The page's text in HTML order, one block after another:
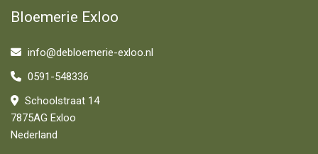
Bloemerie Exloo
info@debloemerie-exloo.nl
0591-548336
Schoolstraat 14
7875AG Exloo
Nederland